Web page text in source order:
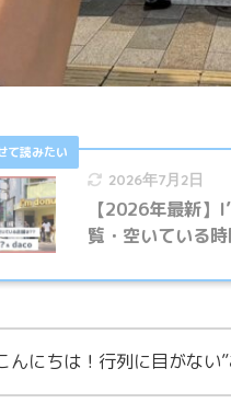
2026年7月2日
【2026年最新
覧・空いている
んにちは！行列に目がない”